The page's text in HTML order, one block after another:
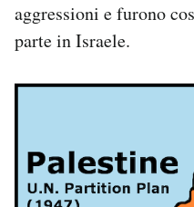
aggressioni e furono
parte in Israele.